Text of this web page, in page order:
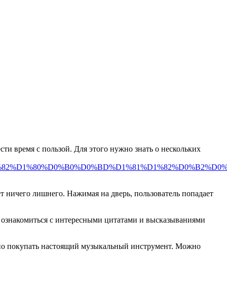
время с пользой. Для этого нужно знать о нескольких
лишнего. Нажимая на дверь, пользователь попадает
с интересными цитатами и высказываниями
покупать настоящий музыкальный инструмент. Можно